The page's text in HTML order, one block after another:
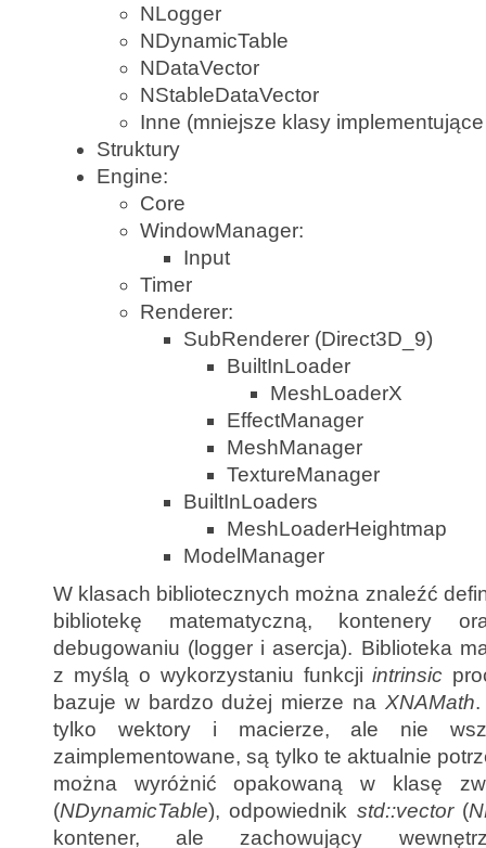
NLogger
NDynamicTable
NDataVector
NStableDataVector
Inne (mniejsze klasy
Struktury
Engine:
Core
WindowManager:
Input
Timer
Renderer:
SubRenderer (Direct3D_9)
BuiltInLoader
MeshLoaderX
EffectManager
MeshManager
TextureManager
BuiltInLoaders
MeshLoaderHeightmap
ModelManager
W klasach bibliotecznych można znaleźć
bibliotekę matematyczną, kontenery
debugowaniu (logger i asercja). Biblioteka
z myślą o wykorzystaniu funkcjiintrinsic
bazuje w bardzo dużej mierze na XNAMath.
tylko wektory i macierze, ale nie
zaimplementowane, są tylko te aktualnie
można wyróżnić opakowaną w klasę
(NDynamicTable), odpowiednik std::vector(
kontener, ale zachowujący